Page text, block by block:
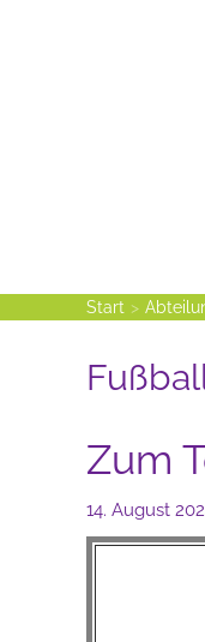
Start
Zum
14. August